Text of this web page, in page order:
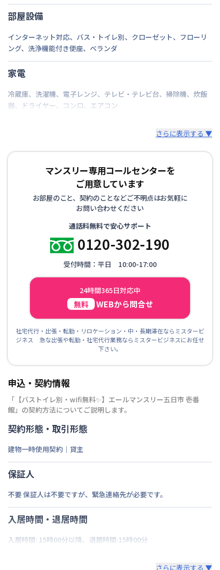
部屋設備
インターネット対応、 バス・トイレ別、 クローゼット、 フローリ
ング、 洗浄機能付き便座、 ベランダ
家電
冷蔵庫、 洗濯機、 電子レンジ、 テレビ・テレビ台、 掃除機、 炊飯
器、 ドライヤー、 コンロ、 エアコン
さらに表示する ▼
マンスリー専用コールセンターを
ご用意しています
お部屋のこと、契約のことなどご不明点はお気軽に
お問い合わせください
通話料無料で安心サポート
0120-302-190
受付時間：平日 10:00-17:00
24時間365日対応中
無料 WEBから問合せ
社宅代行・出張・転勤・リロケーション・中・長期滞在ならミスタービ
ジネス 急な出張や転勤・社宅代行業務ならミスタービジネスにお任せ
下さい。
申込・契約情報
「 【バストイレ別・wifi無料✨】エールマンスリー五日市 壱番
館 」の契約方法についてご説明します。
契約形態・取引形態
建物一時使用契約｜貸主
保証人
不要 保証人は不要ですが、緊急連絡先が必要です。
入居時間・退居時間
入居時間: 15時00分以降、退居時間:15時00分
さらに表示する ▼